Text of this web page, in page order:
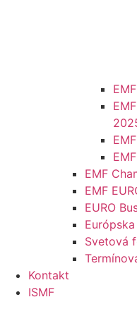
EMF
EMF
EURO
Svetová
Kontakt
ISMF